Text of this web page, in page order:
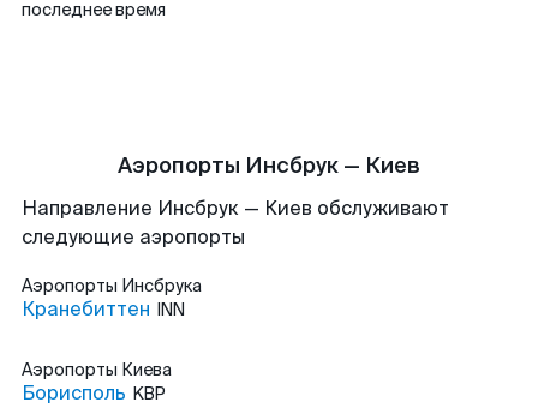
последнее время
Аэропорты Инсбрук — Киев
Направление Инсбрук — Киев обслуживают
следующие аэропорты
Аэропорты Инсбрука
Кранебиттен INN
Аэропорты Киева
Борисполь KBP